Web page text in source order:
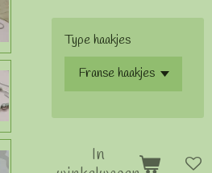
Type haakjes
In